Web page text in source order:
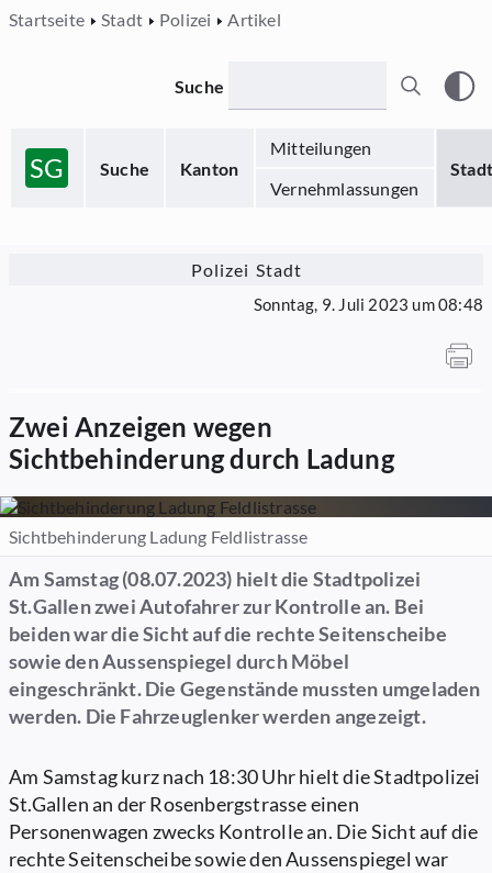
Startseite Stadt Polizei Artikel
SG Suche Kanton
Mitteilungen
Stadt
Vernehmlassungen
Suche
Polizei Stadt
Sonntag, 9. Juli 2023 um 08:48
Zwei Anzeigen wegen
Sichtbehinderung durch Ladung
Sichtbehinderung Ladung Feldlistrasse
Am Samstag (08.07.2023) hielt die Stadtpolizei
St.Gallen zwei Autofahrer zur Kontrolle an. Bei
beiden war die Sicht auf die rechte Seitenscheibe
sowie den Aussenspiegel durch Möbel
eingeschränkt. Die Gegenstände mussten umgeladen
werden. Die Fahrzeuglenker werden angezeigt.
Am Samstag kurz nach 18:30 Uhr hielt die Stadtpolizei
St.Gallen an der Rosenbergstrasse einen
Personenwagen zwecks Kontrolle an. Die Sicht auf die
rechte Seitenscheibe sowie den Aussenspiegel war